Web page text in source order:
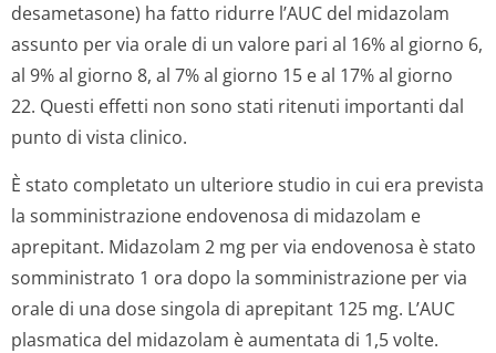
desametasone) ha fatto ridurre l’AUC del midazolam
assunto per via orale di un valore pari al 16% al giorno 6,
al 9% al giorno 8, al 7% al giorno 15 e al 17% al giorno
22. Questi effetti non sono stati ritenuti importanti dal
punto di vista clinico.
È stato completato un ulteriore studio in cui era prevista
la somministrazione endovenosa di midazolam e
aprepitant. Midazolam 2 mg per via endovenosa è stato
somministrato 1 ora dopo la somministrazione per via
orale di una dose singola di aprepitant 125 mg. L’AUC
plasmatica del midazolam è aumentata di 1,5 volte.